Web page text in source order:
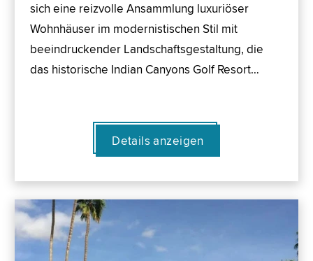
sich eine reizvolle Ansammlung luxuriöser
Wohnhäuser im modernistischen Stil mit
beeindruckender Landschaftsgestaltung, die
das historische Indian Canyons Golf Resort…
Details anzeigen